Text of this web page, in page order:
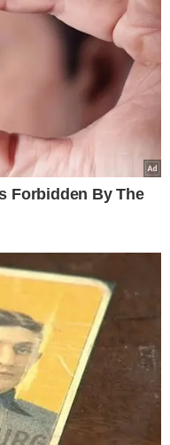
Cid foram
Alexandre de
. Na terça, a PGR
Braga Netto e mais
trama golpista. A
Paulo Gonet, será
ex-presidente
de Moraespor
do STF e o então
atualmente senador.